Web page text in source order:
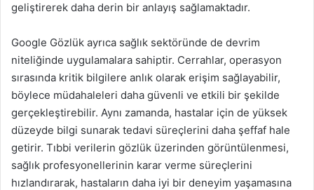
geliştirerek daha derin bir anlayış sağlamaktadır.
Google Gözlük ayrıca sağlık sektöründe de devrim
niteliğinde uygulamalara sahiptir. Cerrahlar, operasyon
sırasında kritik bilgilere anlık olarak erişim sağlayabilir,
böylece müdahaleleri daha güvenli ve etkili bir şekilde
gerçekleştirebilir. Aynı zamanda, hastalar için de yüksek
düzeyde bilgi sunarak tedavi süreçlerini daha şeffaf hale
getirir. Tıbbi verilerin gözlük üzerinden görüntülenmesi,
sağlık profesyonellerinin karar verme süreçlerini
hızlandırarak, hastaların daha iyi bir deneyim yaşamasına